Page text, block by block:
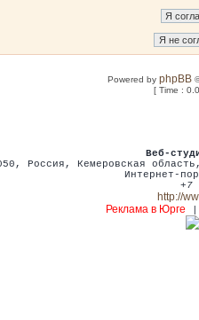
Powered byphpBB
[ Time :
Веб-
,Россия , Кемеровская
Интернет-
+7
http://
Реклама в Юрге